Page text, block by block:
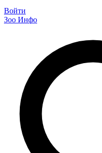
Войти
Зоо Инфо